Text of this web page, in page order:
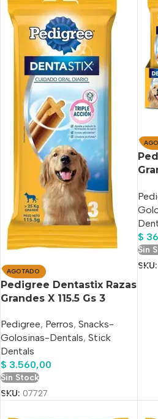
AGOTADO
Pedigree Dentastix Razas
Grandes X 115.5 Gs 3
Pedigree, Perros, Snacks-
Golosinas-Dentals, Stick
Dentals
$ 3.560,00
Sin Stock
SKU: 07727
$
Sin
SKU: